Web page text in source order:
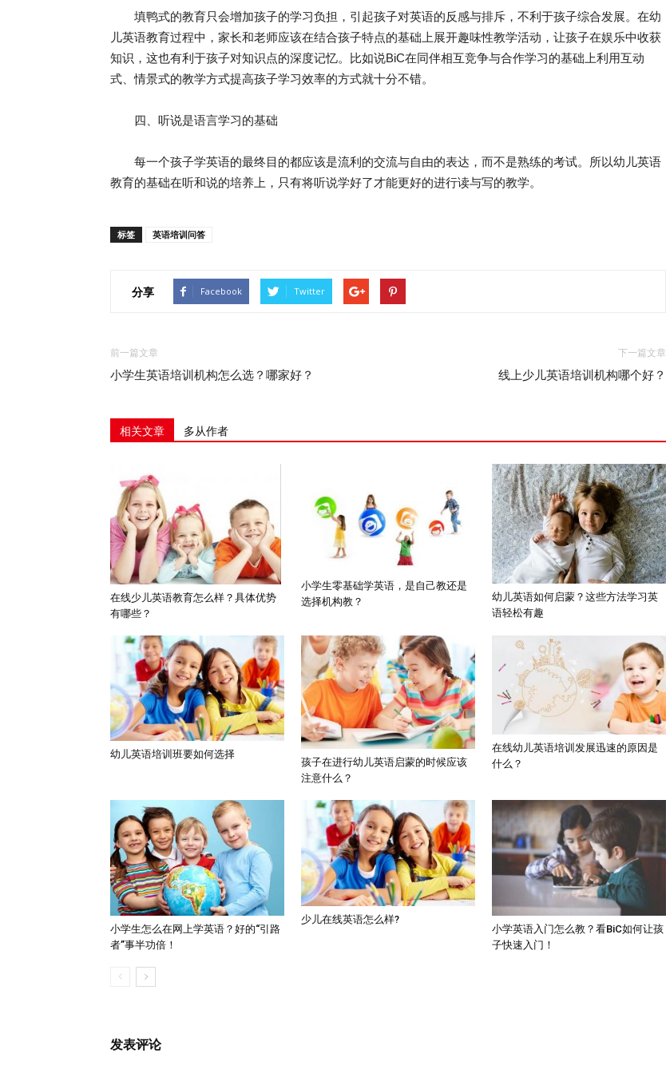
填鸭式的教育只会增加孩子的学习负担，引起孩子对英语的反感与排斥，不利于孩子综合发展。在幼
儿英语教育过程中，家长和老师应该在结合孩子特点的基础上展开趣味性教学活动，让孩子在娱乐中收获
知识，这也有利于孩子对知识点的深度记忆。比如说BiC在同伴相互竞争与合作学习的基础上利用互动
式、情景式的教学方式提高孩子学习效率的方式就十分不错。
四、听说是语言学习的基础
每一个孩子学英语的最终目的都应该是流利的交流与自由的表达，而不是熟练的考试。所以幼儿英语
教育的基础在听和说的培养上，只有将听说学好了才能更好的进行读与写的教学。
标签 英语培训问答
分享 Facebook Twitter
前一篇文章
小学生英语培训机构怎么选？哪家好？
下一篇文章
线上少儿英语培训机构哪个好？
相关文章 多从作者
在线少儿英语教育怎么样？具体优势
有哪些？
小学生零基础学英语，是自己教还是
选择机构教？
幼儿英语如何启蒙？这些方法学习英
语轻松有趣
幼儿英语培训班要如何选择
孩子在进行幼儿英语启蒙的时候应该
注意什么？
在线幼儿英语培训发展迅速的原因是
什么？
小学生怎么在网上学英语？好的“引路
者”事半功倍！
少儿在线英语怎么样?
小学英语入门怎么教？看BiC如何让孩
子快速入门！
发表评论